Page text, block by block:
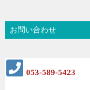
お問い合わせ
053-589-5423